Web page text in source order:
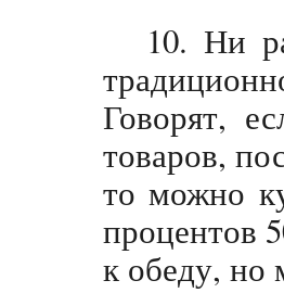
10. Ни
Говорят,
товаров,
то можно
процентов
к обеду, но